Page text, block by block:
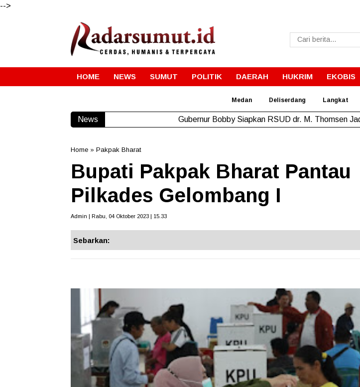
-->
HOME NEWS SUMUT POLITIK DAERAH HUKRIM EKOBIS
Medan Deliserdang Langkat
News Gubernur Bobby Siapkan RSUD dr. M. Thomsen
Home » Pakpak Bharat
Bupati Pakpak Bharat Pantau
Pilkades Gelombang I
Admin | Rabu, 04 Oktober 2023 | 15.33
Sebarkan: